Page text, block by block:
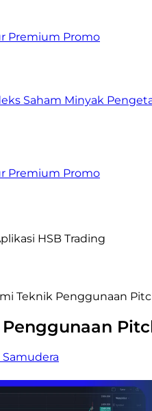
Premium Promo
Saham Minyak
Premium Promo
HSB Trading
Teknik Penggunaan
Samudera